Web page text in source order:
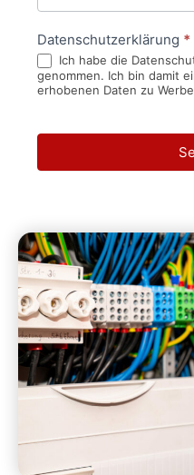
Datenschutzerklärung *
Ich habe die
genommen. Ich bin damit
erhobenen Daten zu